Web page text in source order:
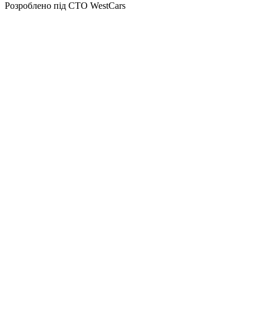
Розроблено під СТО WestCars